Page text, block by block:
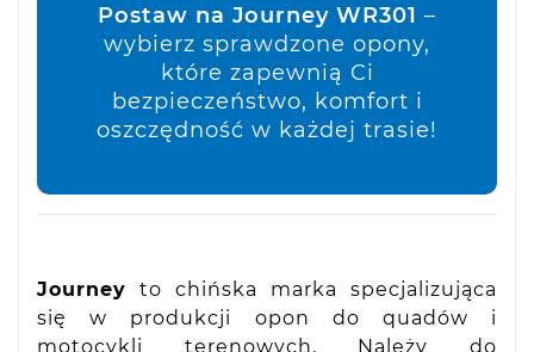
Postaw na Journey WR301 –
wybierz sprawdzone opony,
które zapewnią Ci
bezpieczeństwo, komfort i
oszczędność w każdej trasie!
Journey to chińska marka specjalizująca
się w produkcji opon do quadów i
motocykli terenowych. Należy do